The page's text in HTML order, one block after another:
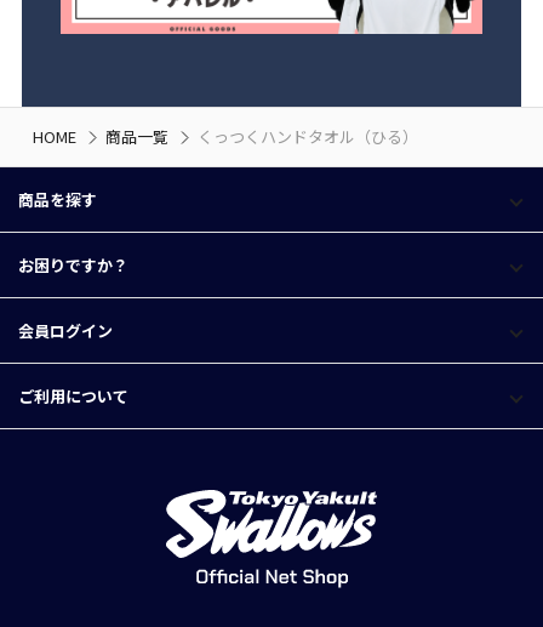
HOME 商品一覧 くっつくハンドタオル（ひる）
商品を探す
お困りですか？
会員ログイン
ご利用について